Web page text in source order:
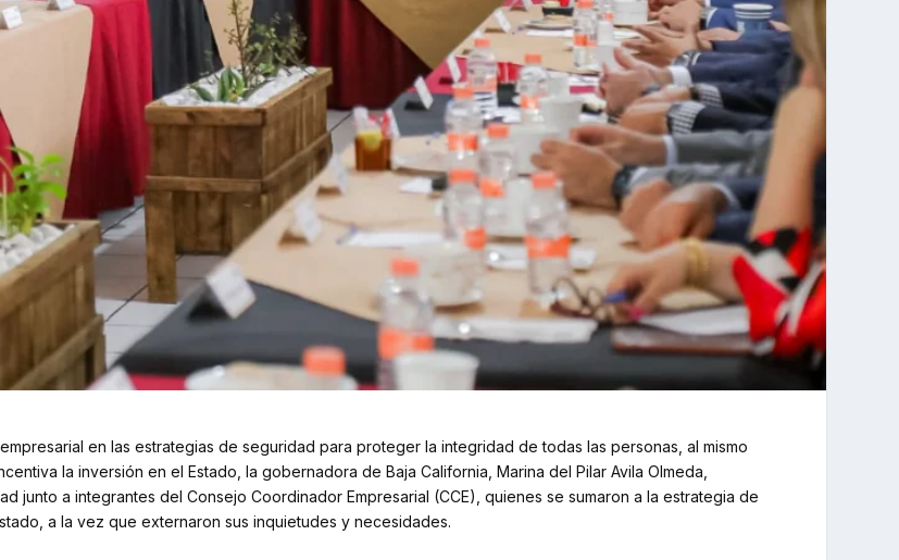
en las estrategias de seguridad para proteger la integridad de todas las personas, al mismo
la inversión en el Estado, la gobernadora de Baja California, Marina del Pilar Avila Olmeda,
junto a integrantes del Consejo Coordinador Empresarial (CCE), quienes se sumaron a la estrategia de
a la vez que externaron sus inquietudes y necesidades.